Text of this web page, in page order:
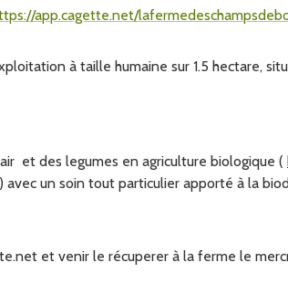
app.cagette.net/
à taille humaine sur 1.5 hectare,
et des legumes en agriculture biologique (
) avec un soin tout particulier apporté à la
et venir le récuperer à la ferme le